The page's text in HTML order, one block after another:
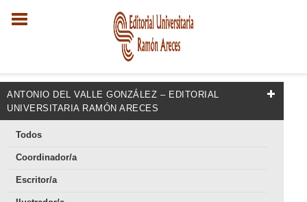
ANTONIO DEL VALLE GONZÁLEZ – EDITORIAL
UNIVERSITARIA RAMÓN ARECES
Todos
Coordinador/a
Escritor/a